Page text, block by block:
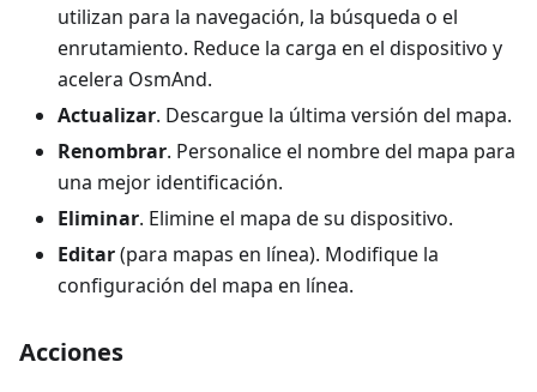
utilizan para la navegación, la búsqueda o el
enrutamiento. Reduce la carga en el dispositivo y
acelera OsmAnd.
Actualizar. Descargue la última versión del mapa.
Renombrar. Personalice el nombre del mapa para
una mejor identificación.
Eliminar. Elimine el mapa de su dispositivo.
Editar(para mapas en línea). Modifique la
configuración del mapa en línea.
Acciones